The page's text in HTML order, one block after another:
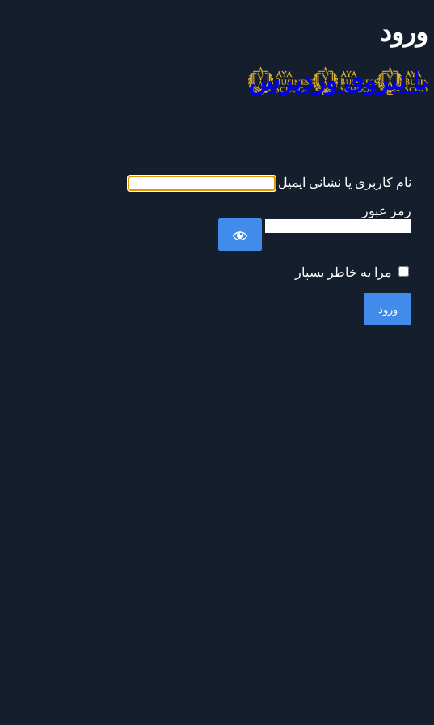
ورود
با نیروی وردپرس
نام کاربری یا نشانی ایمیل
رمز عبور
مرا به خاطر بسپار